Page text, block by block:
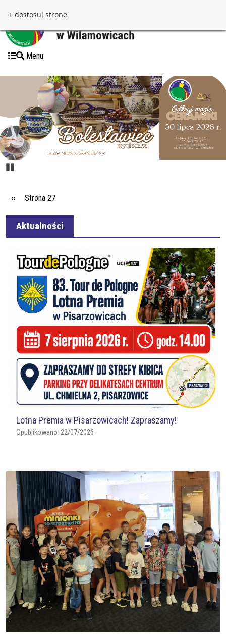
+ dostosuj stronę
Menu
Stronicowanie
Poprzednia strona
‹‹ Strona 27
Aktualności
Lotna Premia w Pisarzowicach! Zapraszamy!
Opublikowano: 22/07/2026